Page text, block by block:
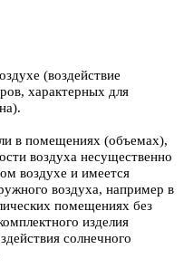
(воздействие
характерных для
в помещениях (объемах),
воздуха несущественно
воздухе и имеется
воздуха, например в
помещениях без
изделия
солнечного